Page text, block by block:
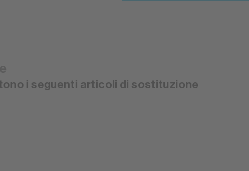
i seguenti articoli di sostituzione